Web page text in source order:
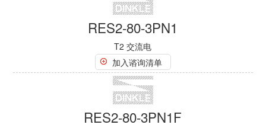
T2 交流电
加入谘询清单
RES2-80-3PF
T2 交流电
加入谘询清单